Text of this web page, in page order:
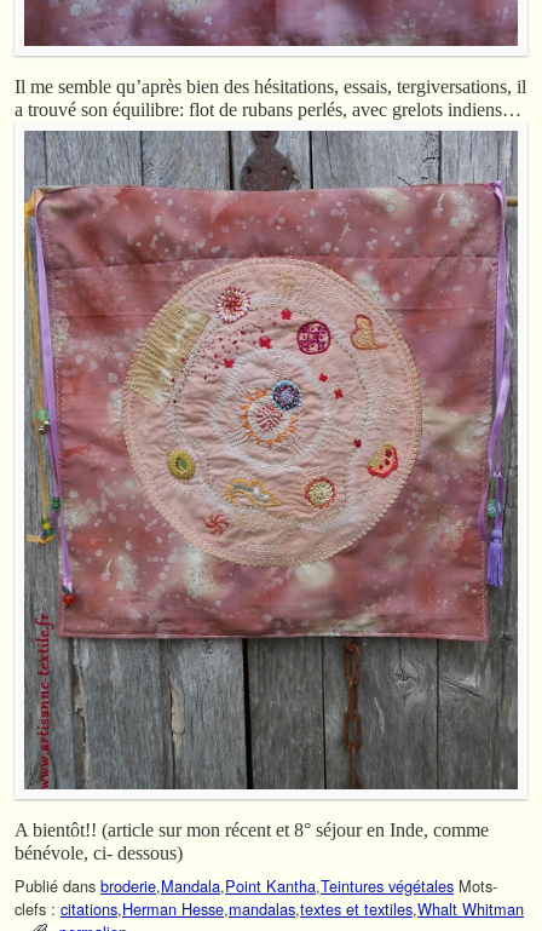
Il me semble qu’après bien des hésitations, essais, tergiversations, il
a trouvé son équilibre: flot de rubans perlés, avec grelots indiens…
A bientôt!! (article sur mon récent et 8° séjour en Inde, comme
bénévole, ci- dessous)
Publié dans broderie,Mandala,Point Kantha,Teintures végétales Mots-
clefs : citations,Herman Hesse,mandalas,textes et textiles,Whalt Whitman